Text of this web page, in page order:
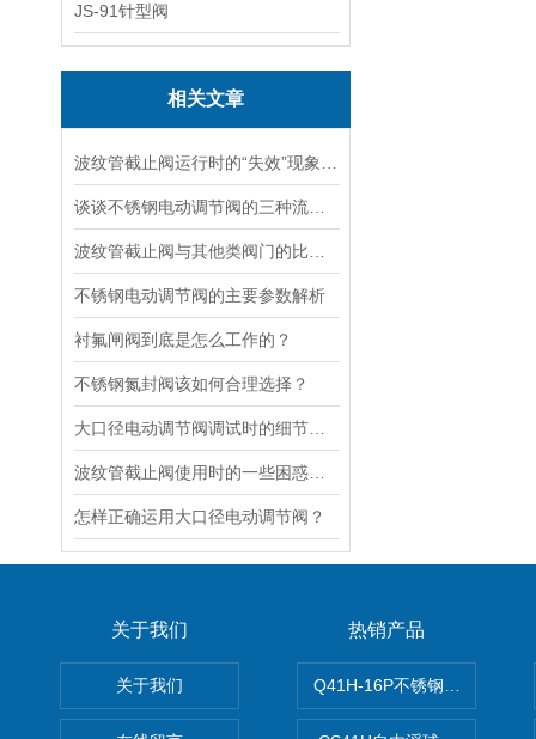
JS-91针型阀
相关文章
不锈钢电动调节阀的主要参数解析
衬氟闸阀到底是怎么工作的？
不锈钢氮封阀该如何合理选择？
怎样正确运用大口径电动调节阀？
关于我们
关于我们
热销产品
Q41H-16P不锈钢硬密封球阀